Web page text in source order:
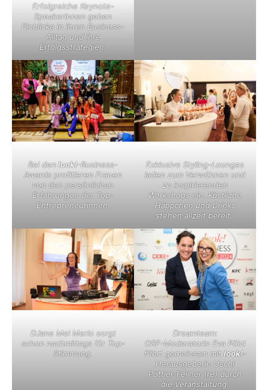
Erfolgreiche Keynote-
Speakerinnen geben
Einblicke in ihren Business-
Alltag und ihre
Erfolgsstrategien.
Bei denlook!-Business-
Awards profitieren Frauen
von den persönlichen
Erfahrungen der Top-
Entrepreneurinnen.
Exklusive Styling-Lounges
laden zum Verwöhnen und
zu inspirierenden
Workshops ein. Köstliche
Häppchen und Drinks
stehen allzeit bereit.
DJane Mel Merio sorgt
schon nachmittags für Top-
Stimmung.
Dreamteam:
ORF-Moderatorin Eva Pölzl
führt gemeinsam mitlook!-
Herausgeberin Uschi
Pöttler-Fellner (re) durch
die Veranstaltung.